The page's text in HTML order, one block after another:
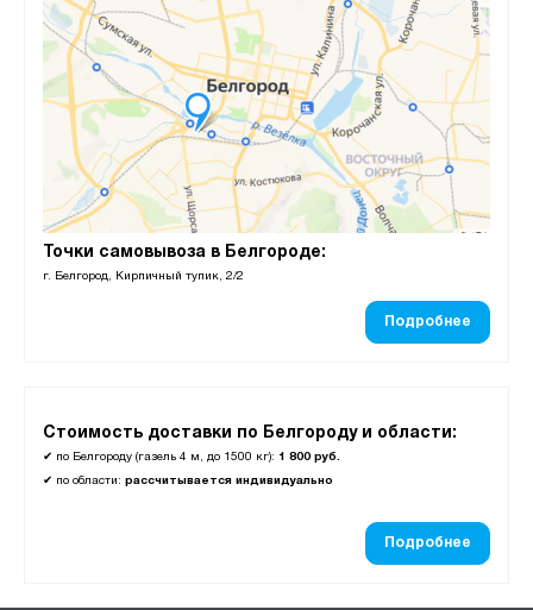
Точки самовывоза в Белгороде:
г. Белгород, Кирпичный тупик, 2/2
Подробнее
Стоимость доставки по Белгороду и области:
✔ по Белгороду (газель 4 м, до 1500 кг): 1 800 руб.
✔ по области: рассчитывается индивидуально
Подробнее